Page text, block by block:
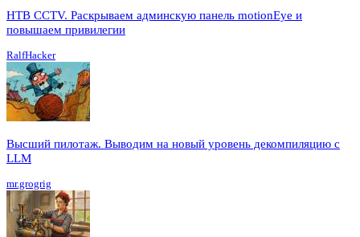
HTB CCTV. Раскрываем админскую панель motionEye и
повышаем привилегии
RalfHacker
Высший пилотаж. Выводим на новый уровень декомпиляцию с
LLM
mr.grogrig